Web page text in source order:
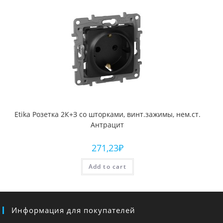
Etika Розетка 2К+З со шторками, винт.зажимы, нем.ст.
Антрацит
271,23₽
Add to cart
Информация для покупателей